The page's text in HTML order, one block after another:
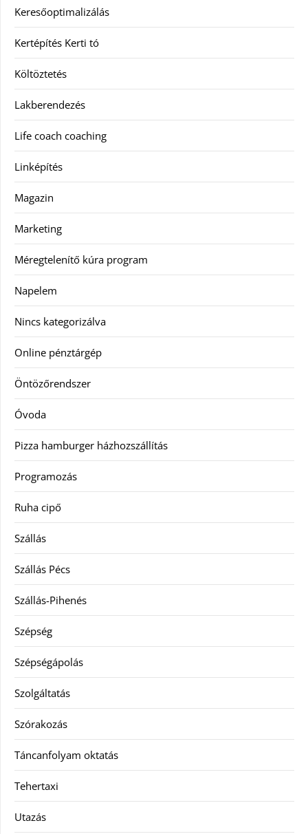
Keresőoptimalizálás
Kertépítés Kerti tó
Költöztetés
Lakberendezés
Life coach coaching
Linképítés
Magazin
Marketing
Méregtelenítő kúra program
Napelem
Nincs kategorizálva
Online pénztárgép
Öntözőrendszer
Óvoda
Pizza hamburger házhozszállítás
Programozás
Ruha cipő
Szállás
Szállás Pécs
Szállás-Pihenés
Szépség
Szépségápolás
Szolgáltatás
Szórakozás
Táncanfolyam oktatás
Tehertaxi
Utazás